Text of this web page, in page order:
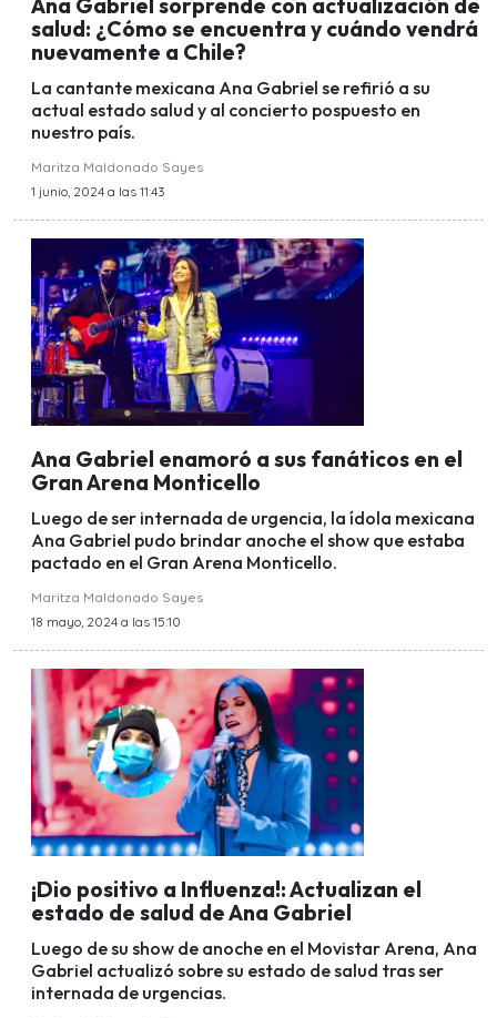
salud: ¿Cómo se encuentra y cuándo vendrá
nuevamente a Chile?
La cantante mexicana Ana Gabriel se refirió a su
actual estado salud y al concierto pospuesto en
nuestro país.
Maritza Maldonado Sayes
1 junio, 2024 a las 11:43
Ana Gabriel enamoró a sus fanáticos en el
Gran Arena Monticello
Luego de ser internada de urgencia, la ídola mexicana
Ana Gabriel pudo brindar anoche el show que estaba
pactado en el Gran Arena Monticello.
Maritza Maldonado Sayes
18 mayo, 2024 a las 15:10
¡Dio positivo a Influenza!: Actualizan el
estado de salud de Ana Gabriel
Luego de su show de anoche en el Movistar Arena, Ana
Gabriel actualizó sobre su estado de salud tras ser
internada de urgencias.